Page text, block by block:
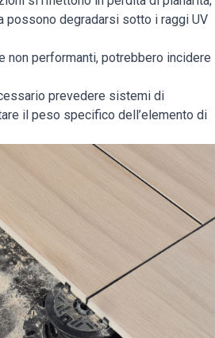
possono degradarsi sotto i raggi UV
non performanti, potrebbero incidere
prevedere sistemi di
il peso specifico dell’elemento di